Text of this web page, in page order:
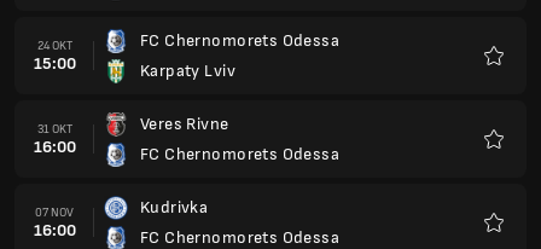
24 OKT
15:00
FC Chernomorets Odessa
Karpaty Lviv
31 OKT
16:00
Veres Rivne
FC Chernomorets Odessa
07 NOV
16:00
Kudrivka
FC Chernomorets Odessa